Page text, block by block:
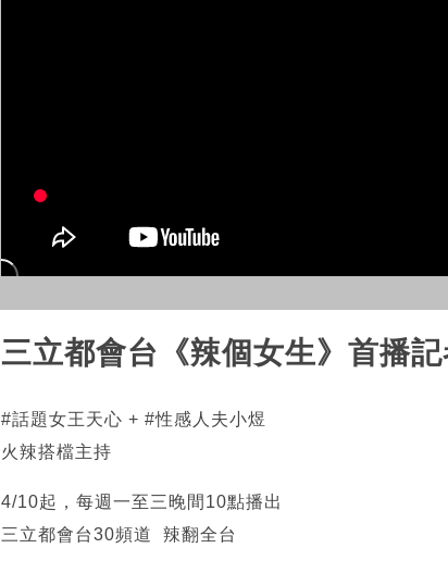
三立都會台《辣個女生》首播
#話題女王天心 + #性感人夫小煜
火辣搭檔主持
4/10起，每週一至三晚間10點播出
三立都會台30頻道 辣翻全台